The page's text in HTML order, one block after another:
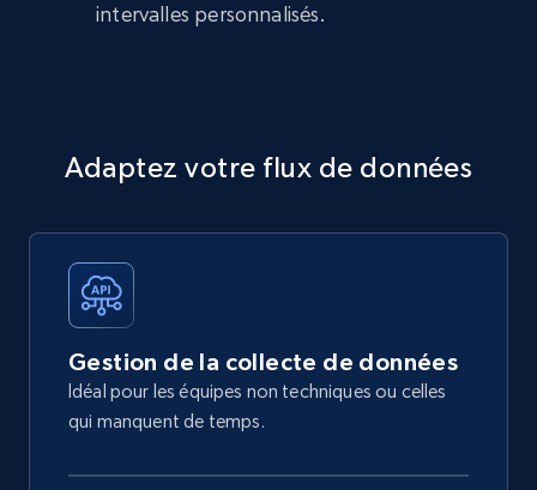
intervalles personnalisés.
Adaptez votre flux de données
Gestion de la collecte de données
Idéal pour les équipes non techniques ou celles
qui manquent de temps.